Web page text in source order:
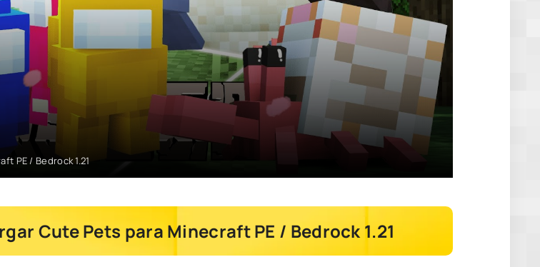
PE / Bedrock 1.21
Cute Pets para Minecraft PE / Bedrock 1.21